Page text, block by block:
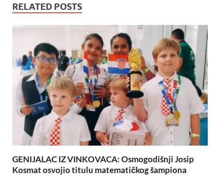
RELATED POSTS
GENIJALAC IZ VINKOVACA: Osmogodišnji Josip
Kosmat osvojio titulu matematičkog šampiona